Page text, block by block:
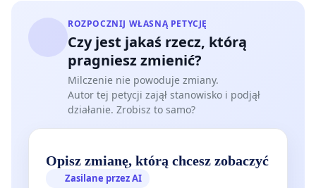
ROZPOCZNIJ WŁASNĄ PETYCJĘ
Czy jest jakaś rzecz, którą
pragniesz zmienić?
Milczenie nie powoduje zmiany.
Autor tej petycji zajął stanowisko i podjął
działanie. Zrobisz to samo?
Opisz zmianę, którą chcesz zobaczyć
Zasilane przez AI